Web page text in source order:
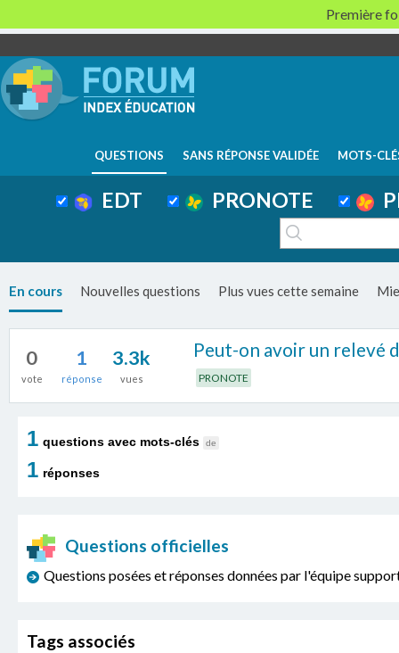
QUESTIONS SANS RÉPONSE VALIDÉE MOTS-
EDT PRONOTE
En cours Nouvelles questions Plus vues cette semaine
0
vote
1
réponse
3.3k
vues
Peut-on avoir un relevé
PRONOTE
1 questions avec mots-clés de
1 réponses
Questions officielles
Questions posées et réponses données par l'équipe
Tags associés
Première